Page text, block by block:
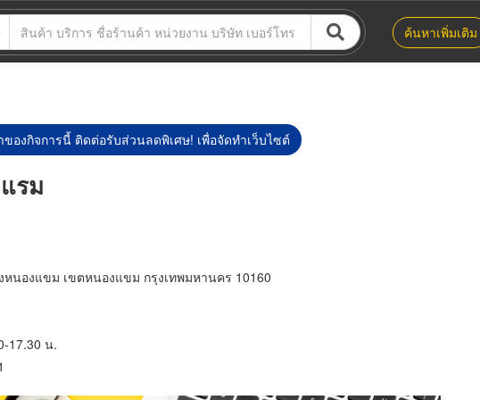
ค้นหาเพิ่มเติม
องกิจการนี้ ติดต่อรับส่วนลดพิเศษ! เพื่อจัดทำเว็บไซต์
รม
นองแขม เขตหนองแขม กรุงเทพมหานคร 10160
17.30 น.